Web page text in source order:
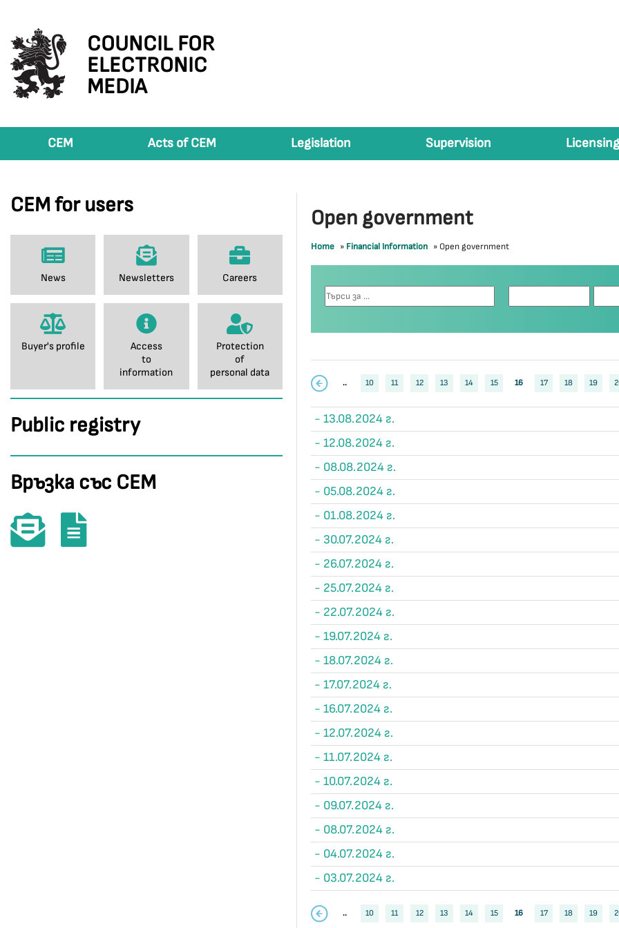
COUNCIL FOR
ELECTRONIC
MEDIA
CEM Acts of CEM Legislation Supervision
CEM for users
News Newsletters Careers
Buyer's profile
Access
to
information
Protection
of
personal data
Public registry
Връзка със СЕМ
Open government
Home » Financial Information » Open government
.. 10 11 12 13 14 15 16 17 18 19
- 13.08.2024 г.
- 12.08.2024 г.
- 08.08.2024 г.
- 05.08.2024 г.
- 01.08.2024 г.
- 30.07.2024 г.
- 26.07.2024 г.
- 25.07.2024 г.
- 22.07.2024 г.
- 19.07.2024 г.
- 18.07.2024 г.
- 17.07.2024 г.
- 16.07.2024 г.
- 12.07.2024 г.
- 11.07.2024 г.
- 10.07.2024 г.
- 09.07.2024 г.
- 08.07.2024 г.
- 04.07.2024 г.
- 03.07.2024 г.
.. 10 11 12 13 14 15 16 17 18 19